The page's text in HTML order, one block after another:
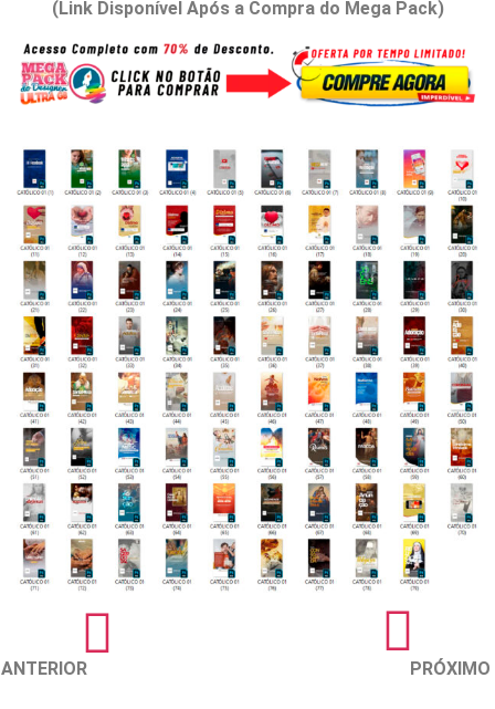
(Link Disponível Após a Compra do Mega Pack)
ANTERIOR PRÓXIMO